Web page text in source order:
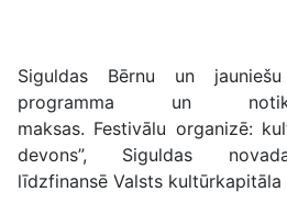
Siguldas Bērnu un
programma un
maksas. Festivālu organizē:
devons”, Siguldas
līdzfinansē Valsts kultūrkapitāla